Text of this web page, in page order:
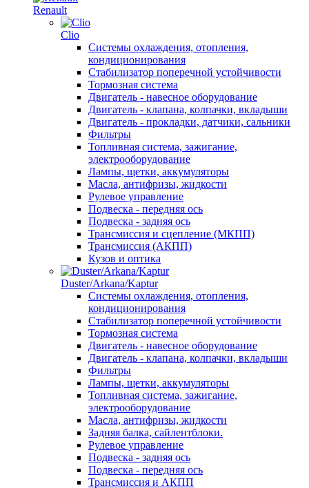
Renault
Clio
Системы охлаждения, отопления,
кондиционирования
Стабилизатор поперечной устойчивости
Тормозная система
Двигатель - навесное оборудование
Двигатель - клапана, колпачки, вкладыши
Двигатель - прокладки, датчики, сальники
Фильтры
Топливная система, зажигание,
электрооборудование
Лампы, щетки, аккумуляторы
Масла, антифризы, жидкости
Рулевое управление
Подвеска - передняя ось
Подвеска - задняя ось
Трансмиссия и сцепление (МКПП)
Трансмиссия (АКПП)
Кузов и оптика
Duster/Arkana/Kaptur
Системы охлаждения, отопления,
кондиционирования
Стабилизатор поперечной устойчивости
Тормозная система
Двигатель - навесное оборудование
Двигатель - клапана, колпачки, вкладыши
Фильтры
Лампы, щетки, аккумуляторы
Топливная система, зажигание,
электрооборудование
Масла, антифризы, жидкости
Задняя балка, сайлентблоки.
Рулевое управление
Подвеска - задняя ось
Подвеска - передняя ось
Трансмиссия и АКПП